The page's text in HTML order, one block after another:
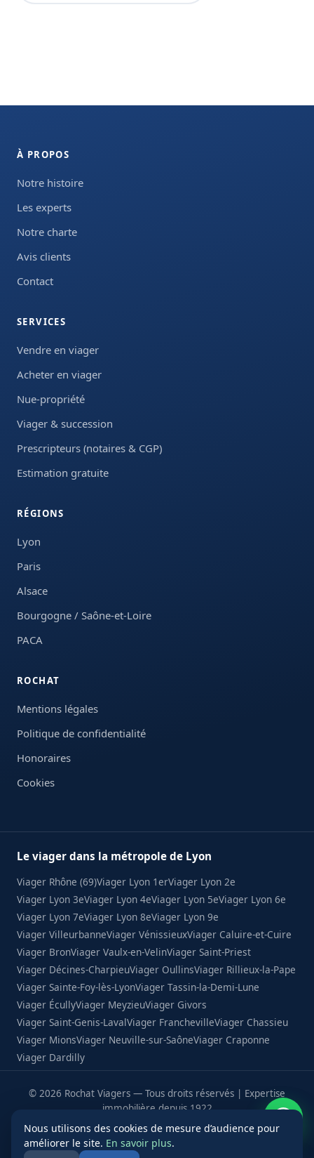
À PROPOS
Notre histoire
Les experts
Notre charte
Avis clients
Contact
SERVICES
Vendre en viager
Acheter en viager
Nue-propriété
Viager & succession
Prescripteurs (notaires & CGP)
Estimation gratuite
RÉGIONS
Lyon
Paris
Alsace
Bourgogne / Saône-et-Loire
PACA
ROCHAT
Mentions légales
Politique de confidentialité
Honoraires
Cookies
Le viager dans la métropole de Lyon
Viager Rhône (69)Viager Lyon 1erViager Lyon 2e
Viager Lyon 3eViager Lyon 4eViager Lyon 5eViager Lyon 6e
Viager Lyon 7eViager Lyon 8eViager Lyon 9e
Viager VilleurbanneViager VénissieuxViager Caluire-et-Cuire
Viager BronViager Vaulx-en-VelinViager Saint-Priest
Viager Décines-CharpieuViager OullinsViager Rillieux-la-Pape
Viager Sainte-Foy-lès-LyonViager Tassin-la-Demi-Lune
Viager ÉcullyViager MeyzieuViager Givors
Viager Saint-Genis-LavalViager FranchevilleViager Chassieu
Viager MionsViager Neuville-sur-SaôneViager Craponne
Viager Dardilly
© 2026 Rochat Viagers — Tous droits réservés | Expertise
immobilière depuis 1922
★★★★★4,7/5116 avis · Opinion System
Nous utilisons des cookies de mesure d’audience pour
améliorer le site. En savoir plus.